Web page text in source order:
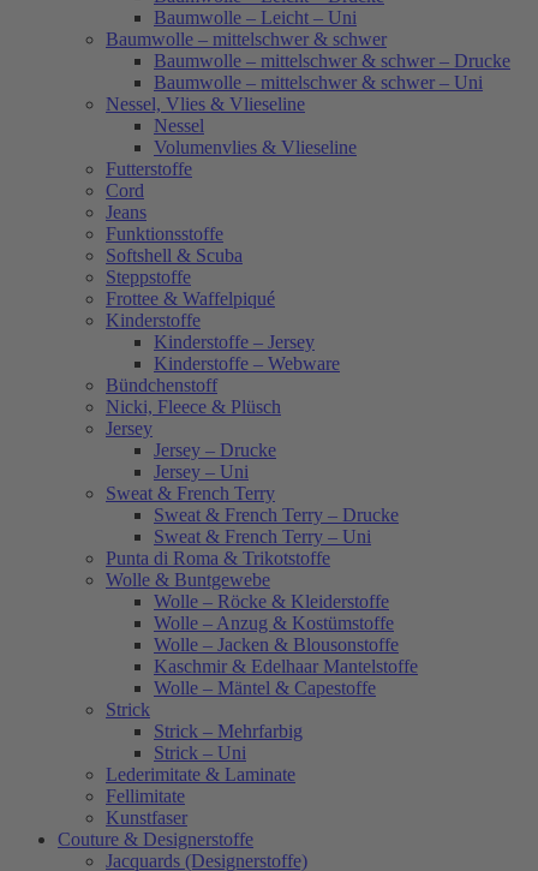
Baumwolle – Leicht – Uni
Baumwolle – mittelschwer & schwer
Baumwolle – mittelschwer & schwer – Drucke
Baumwolle – mittelschwer & schwer – Uni
Nessel, Vlies & Vlieseline
Nessel
Volumenvlies & Vlieseline
Futterstoffe
Cord
Jeans
Funktionsstoffe
Softshell & Scuba
Steppstoffe
Frottee & Waffelpiqué
Kinderstoffe
Kinderstoffe – Jersey
Kinderstoffe – Webware
Bündchenstoff
Nicki, Fleece & Plüsch
Jersey
Jersey – Drucke
Jersey – Uni
Sweat & French Terry
Sweat & French Terry – Drucke
Sweat & French Terry – Uni
Punta di Roma & Trikotstoffe
Wolle & Buntgewebe
Wolle – Röcke & Kleiderstoffe
Wolle – Anzug & Kostümstoffe
Wolle – Jacken & Blousonstoffe
Kaschmir & Edelhaar Mantelstoffe
Wolle – Mäntel & Capestoffe
Strick
Strick – Mehrfarbig
Strick – Uni
Lederimitate & Laminate
Fellimitate
Kunstfaser
Couture & Designerstoffe
Jacquards (Designerstoffe)